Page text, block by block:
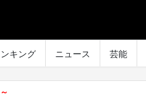
キング ニュース 芸能